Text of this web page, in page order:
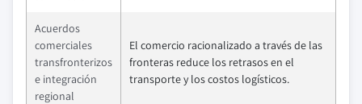
Acuerdos
comerciales
transfronterizos
e integración
regional
El comercio racionalizado a través de las
fronteras reduce los retrasos en el
transporte y los costos logísticos.